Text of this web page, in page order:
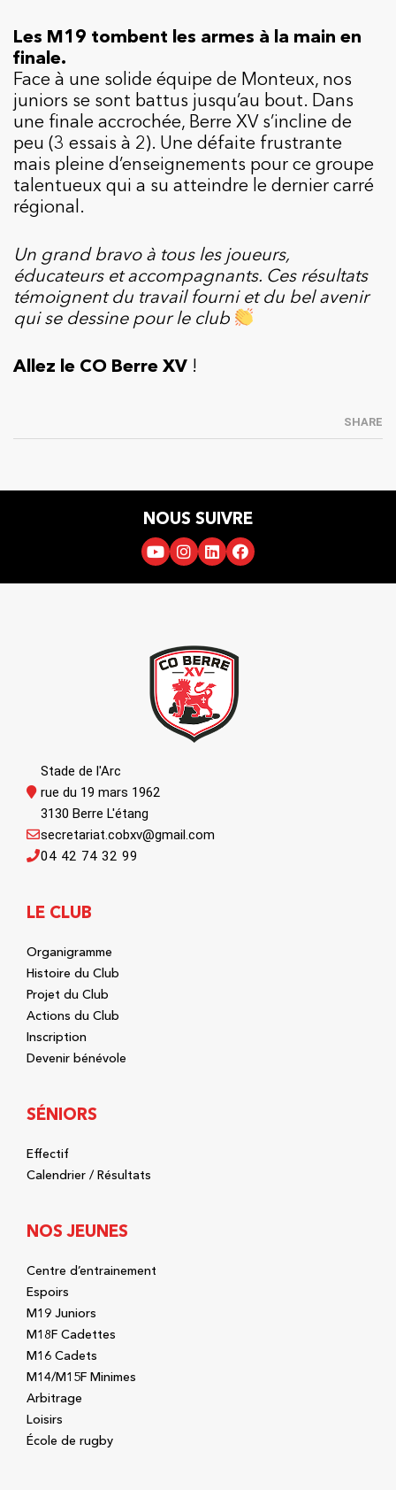
Les M19 tombent les armes à la main en
finale.
Face à une solide équipe de Monteux, nos
juniors se sont battus jusqu’au bout. Dans
une finale accrochée, Berre XV s’incline de
peu (3 essais à 2). Une défaite frustrante
mais pleine d’enseignements pour ce groupe
talentueux qui a su atteindre le dernier carré
régional.
Un grand bravo à tous les joueurs,
éducateurs et accompagnants. Ces résultats
témoignent du travail fourni et du bel avenir
qui se dessine pour le club
Allez le CO Berre XV !
SHARE
NOUS SUIVRE
Stade de l'Arc
rue du 19 mars 1962
3130 Berre L'étang
04 42 74 32 99
secretariat.cobxv@gmail.com
LE CLUB
Organigramme
Histoire du Club
Projet du Club
Actions du Club
Inscription
Devenir bénévole
SÉNIORS
Effectif
Calendrier / Résultats
NOS JEUNES
Centre d’entrainement
Espoirs
M19 Juniors
M18F Cadettes
M16 Cadets
M14/M15F Minimes
Arbitrage
Loisirs
École de rugby